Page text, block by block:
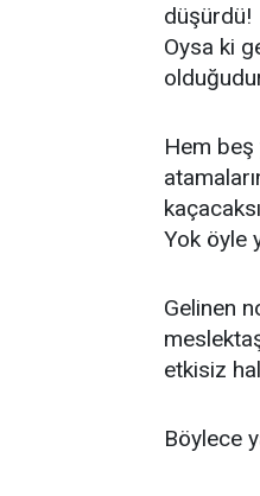
düşürdü!
Oysa ki
Hem beş
Yok öyle
Gelinen
etkisiz
Böylece